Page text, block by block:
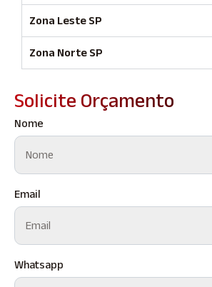
Zona Leste SP
Zona Norte SP
Solicite Orçamento
Nome
Email
Whatsapp